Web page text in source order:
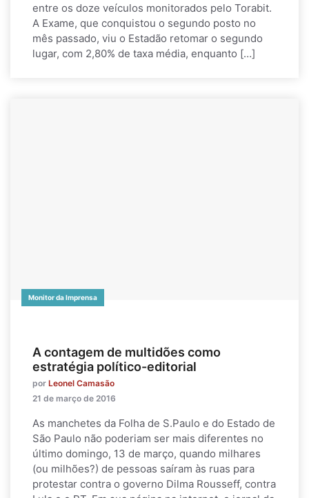
entre os doze veículos monitorados pelo Torabit.
A Exame, que conquistou o segundo posto no
mês passado, viu o Estadão retomar o segundo
lugar, com 2,80% de taxa média, enquanto […]
Monitor da Imprensa
A contagem de multidões como
estratégia político-editorial
por Leonel Camasão
21 de março de 2016
As manchetes da Folha de S.Paulo e do Estado de
São Paulo não poderiam ser mais diferentes no
último domingo, 13 de março, quando milhares
(ou milhões?) de pessoas saíram às ruas para
protestar contra o governo Dilma Rousseff, contra